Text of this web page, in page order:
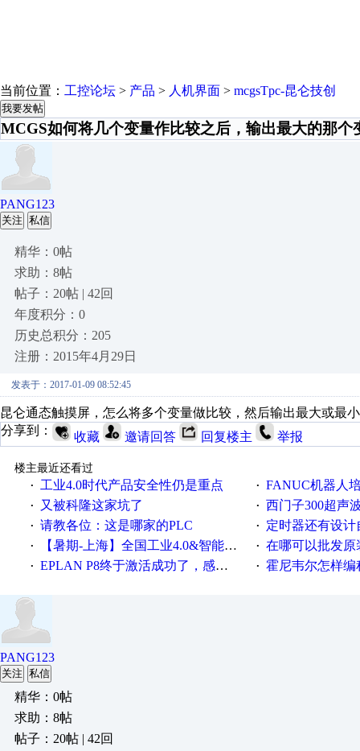
当前位置： 工控论坛 > 产品 > 人机界面 > mcgsTpc-昆仑技创
我要发帖
MCGS如何将几个变量作比较之后，输出最大的那个
PANG123
关注 私信
精华：0帖
求助：8帖
帖子：20帖 | 42回
年度积分：0
历史总积分：205
注册：2015年4月29日
发表于：2017-01-09 08:52:45
昆仑通态触摸屏，怎么将多个变量做比较，然后输出最大或最
分享到：
收藏 邀请回答 回复楼主 举报
楼主最近还看过
·
工业4.0时代产品安全性仍是重点 · FANUC机器人
· 又被科隆这家坑了 · 西门子300超声波
· 请教各位：这是哪家的PLC · 定时器还有设
· 【暑期-上海】全国工业4.0&智能制造高级培训班通知！ · 在哪可以批发原装正品
· EPLAN P8终于激活成功了，感谢网上无私的高人！ · 霍尼韦尔怎样编
PANG123
关注 私信
精华：0帖
求助：8帖
帖子：20帖 | 42回